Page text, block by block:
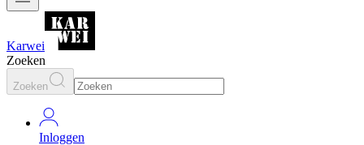
Karwei
Zoeken
Zoeken
Inloggen